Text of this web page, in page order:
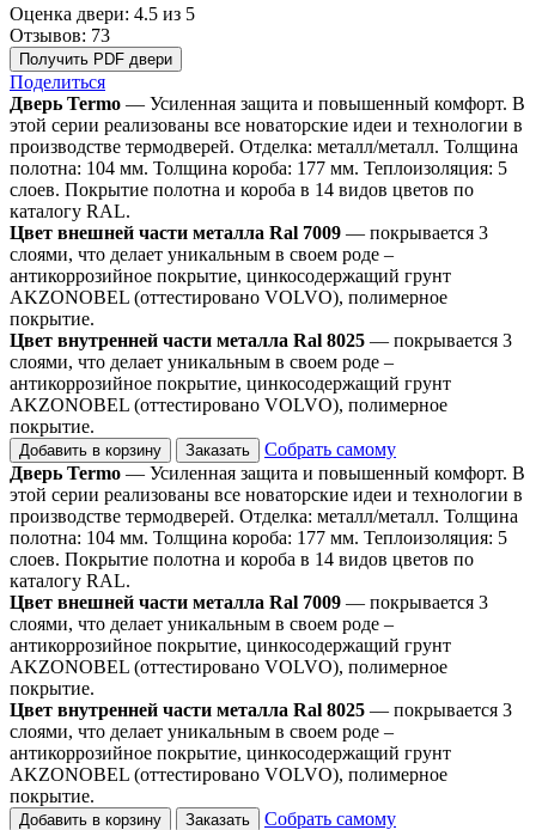
Оценка двери: 4.5 из 5
Отзывов: 73
Получить PDF двери
Поделиться
Дверь Termo — Усиленная защита и повышенный комфорт. В
этой серии реализованы все новаторские идеи и технологии в
производстве термодверей. Отделка: металл/металл. Толщина
полотна: 104 мм. Толщина короба: 177 мм. Теплоизоляция: 5
слоев. Покрытие полотна и короба в 14 видов цветов по
каталогу RAL.
Цвет внешней части металла Ral 7009 — покрывается 3
слоями, что делает уникальным в своем роде –
антикоррозийное покрытие, цинкосодержащий грунт
AKZONOBEL (оттестировано VOLVO), полимерное
покрытие.
Цвет внутренней части металла Ral 8025 — покрывается 3
слоями, что делает уникальным в своем роде –
антикоррозийное покрытие, цинкосодержащий грунт
AKZONOBEL (оттестировано VOLVO), полимерное
покрытие.
Добавить в корзину Заказать
Собрать самому
Дверь Termo — Усиленная защита и повышенный комфорт. В
этой серии реализованы все новаторские идеи и технологии в
производстве термодверей. Отделка: металл/металл. Толщина
полотна: 104 мм. Толщина короба: 177 мм. Теплоизоляция: 5
слоев. Покрытие полотна и короба в 14 видов цветов по
каталогу RAL.
Цвет внешней части металла Ral 7009 — покрывается 3
слоями, что делает уникальным в своем роде –
антикоррозийное покрытие, цинкосодержащий грунт
AKZONOBEL (оттестировано VOLVO), полимерное
покрытие.
Цвет внутренней части металла Ral 8025 — покрывается 3
слоями, что делает уникальным в своем роде –
антикоррозийное покрытие, цинкосодержащий грунт
AKZONOBEL (оттестировано VOLVO), полимерное
покрытие.
Добавить в корзину Заказать
Собрать самому